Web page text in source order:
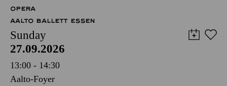
OPERA
AALTO BALLETT ESSEN
Sunday
27.09.2026
13:00 - 14:30
Aalto-Foyer